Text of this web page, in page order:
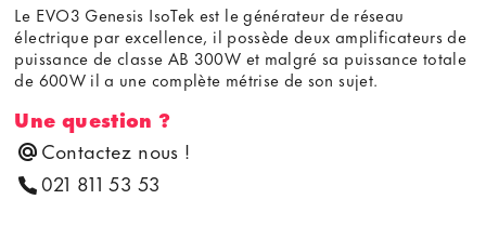
Le EVO3 Genesis IsoTek est le générateur de réseau
électrique par excellence, il possède deux amplificateurs de
puissance de classe AB 300W et malgré sa puissance totale
de 600W il a une complète métrise de son sujet.
Une question ?
Contactez nous !
021 811 53 53